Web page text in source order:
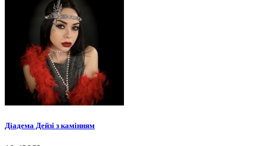
Діадема Дейзі з камінням